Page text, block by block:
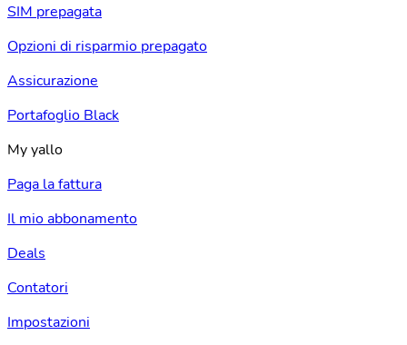
SIM prepagata
Opzioni di risparmio prepagato
Assicurazione
Portafoglio Black
My yallo
Paga la fattura
Il mio abbonamento
Deals
Contatori
Impostazioni